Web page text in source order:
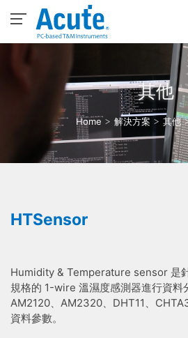
其他
Home 解決方案 其他
HTSensor
Humidity & Temperature sensor 是
規格的 1-wire 溫濕度感測器進行資料
AM2120、AM2320、DHT11、
資料參數。